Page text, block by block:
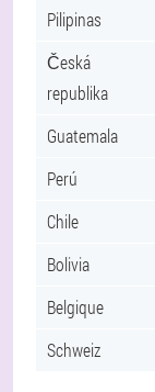
Pilipinas
Česká
republika
Guatemala
Perú
Chile
Bolivia
Belgique
Schweiz